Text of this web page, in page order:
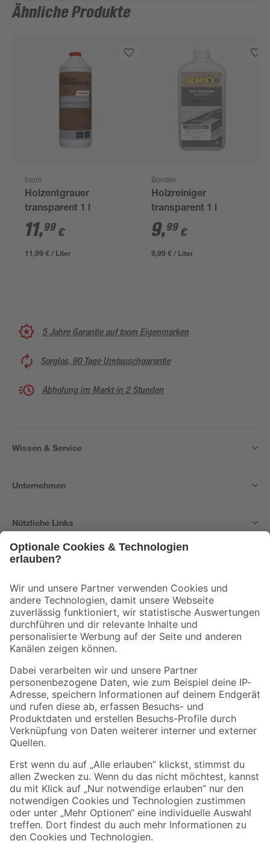
Ähnliche Produkte
toom
Holzentgrauer
transparent 1 l
11,99 €
11,99 € / Liter
Bondex
Holzreiniger
transparent 1 l
9,99 €
9,99 € / Liter
5 Jahre Garantie auf toom Eigenmarken
Sorglos, 90 Tage Umtauschgarantie
Abholung im Markt in 2 Stunden
Wissen & Service
Unternehmen
Nützliche Links
Der toom Newsletter: Keine Angebote und Aktionen mehr verpassen!
Zur Newsletter Anmeldung
Folge uns
Zahlungsarten Versandarten
Sicher einkaufen
Jetzt die toom-App herunterladen